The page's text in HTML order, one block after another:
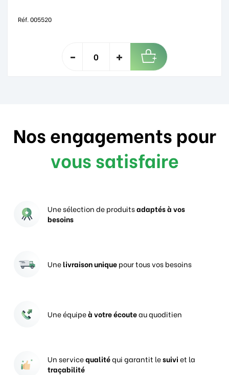
Réf. 005520
Nos engagements pour
vous satisfaire
Une sélection de produitsadaptés à vos
besoins
Unelivraison uniquepour tous vos besoins
Une équipeà votre écouteau quoditien
Un servicequalitéqui garantit lesuiviet la
traçabilité